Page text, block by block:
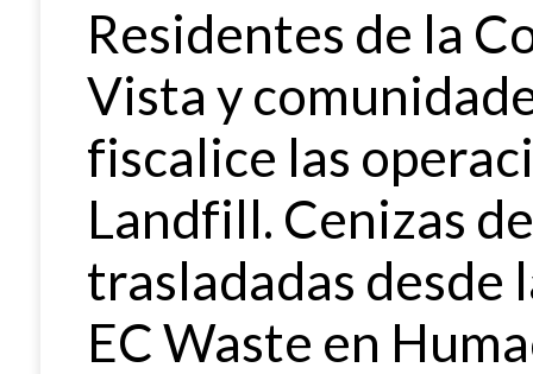
Residentes de la
Vista y
fiscalice las
Landfill. Cenizas
trasladadas desde
EC Waste en